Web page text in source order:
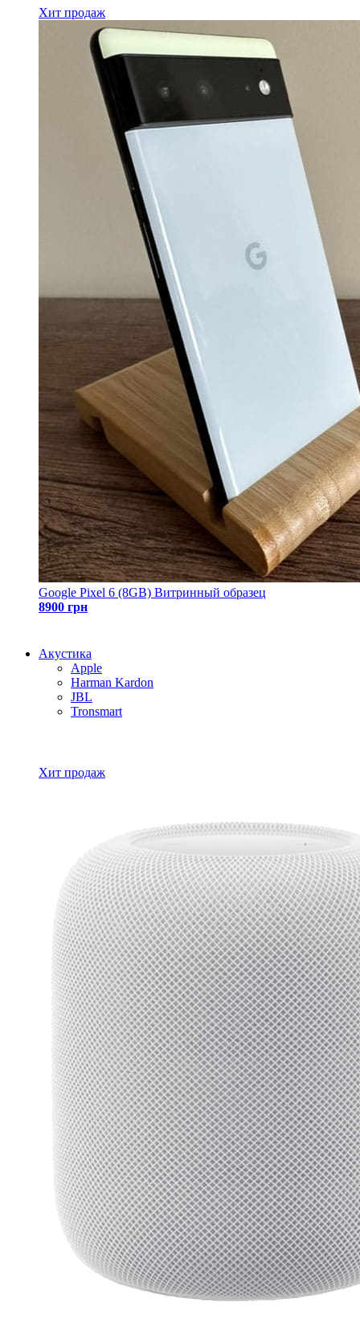
Хит продаж
Google Pixel 6 (8GB) Витринный образец
8900 грн
Акустика
Apple
Harman Kardon
JBL
Tronsmart
Хит продаж